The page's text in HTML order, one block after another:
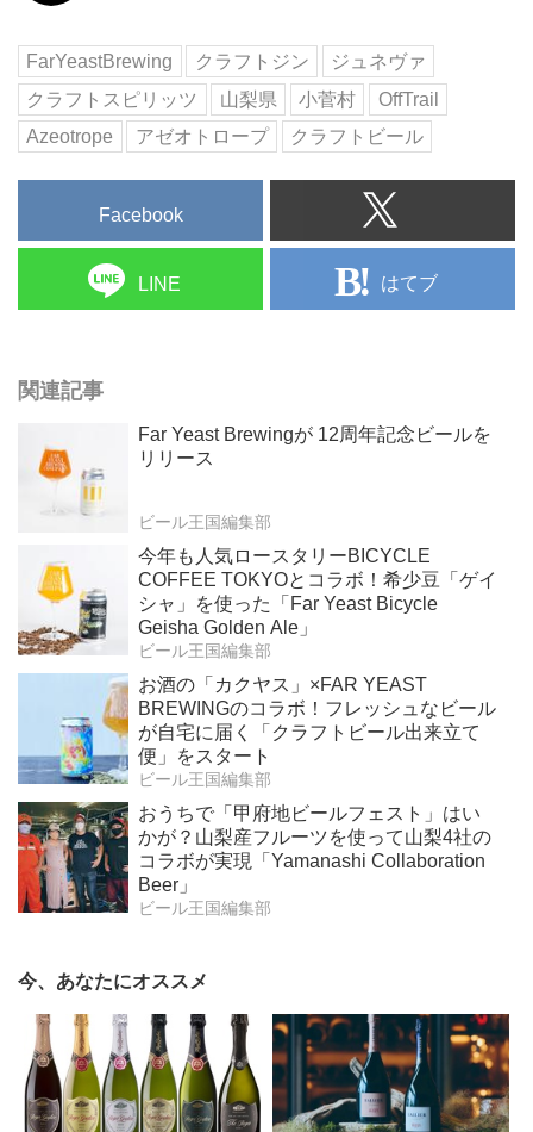
FarYeastBrewing クラフトジン
ジュネヴァ
クラフトスピリッツ
山梨県 小菅村
OffTrail
Azeotrope
アゼオトロープ クラフトビール
Facebook
LINE はてブ
関連記事
Far Yeast Brewingが 12周年記念ビールを
リリース
ビール王国編集部
今年も人気ロースタリーBICYCLE
COFFEE TOKYOとコラボ！希少豆「ゲイ
シャ」を使った「Far Yeast Bicycle
Geisha Golden Ale」
ビール王国編集部
お酒の「カクヤス」×FAR YEAST
BREWINGのコラボ！フレッシュなビール
が自宅に届く「クラフトビール出来立て
便」をスタート
ビール王国編集部
おうちで「甲府地ビールフェスト」はい
かが？山梨産フルーツを使って山梨4社の
コラボが実現「Yamanashi Collaboration
Beer」
ビール王国編集部
今、あなたにオススメ